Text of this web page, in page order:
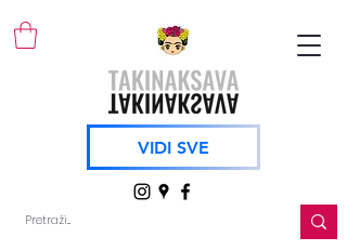
VIDI SVE